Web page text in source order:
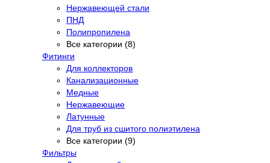
Нержавеющей стали
ПНД
Полипропилена
Все категории (8)
Фитинги
Для коллекторов
Канализационные
Медные
Нержавеющие
Латунные
Для труб из сшитого полиэтилена
Все категории (9)
Фильтры